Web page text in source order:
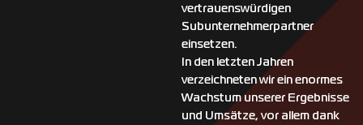
vertrauenswürdigen
Subunternehmerpartner
einsetzen.
In den letzten Jahren
verzeichneten wir ein enormes
Wachstum unserer Ergebnisse
und Umsätze, vor allem dank